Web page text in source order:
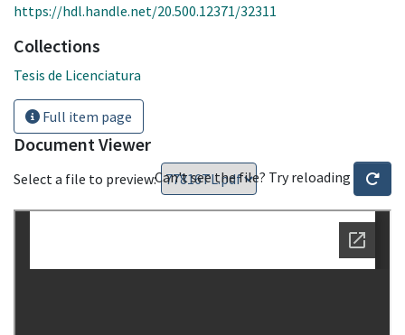
https://hdl.handle.net/20.500.12371/32311
Collections
Tesis de Licenciatura
Full item page
Document Viewer
Select a file to preview:Can't see the file? Try reloading